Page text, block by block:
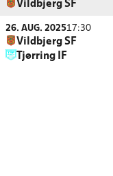
Vildbjerg SF
26. AUG. 202517:30
Vildbjerg SF
Tjørring IF